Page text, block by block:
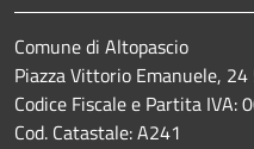
Comune di Altopascio
Piazza Vittorio Emanuele,
Codice Fiscale e Partita IVA:
Cod. Catastale: A241